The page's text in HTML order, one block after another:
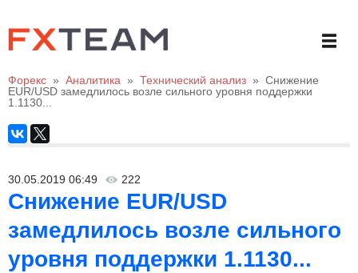
Форекс » Аналитика » Технический анализ » Снижение
EUR/USD замедлилось возле сильного уровня поддержки
1.1130...
30.05.2019 06:49 222
Снижение EUR/USD
замедлилось возле сильного
уровня поддержки 1.1130...